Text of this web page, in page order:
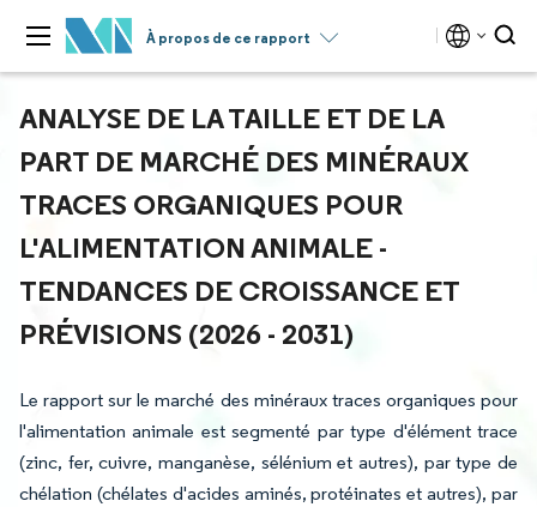
À propos de ce rapport
ANALYSE DE LA TAILLE ET DE LA
PART DE MARCHÉ DES MINÉRAUX
TRACES ORGANIQUES POUR
L'ALIMENTATION ANIMALE -
TENDANCES DE CROISSANCE ET
PRÉVISIONS (2026 - 2031)
Le rapport sur le marché des minéraux traces organiques pour
l'alimentation animale est segmenté par type d'élément trace
(zinc, fer, cuivre, manganèse, sélénium et autres), par type de
chélation (chélates d'acides aminés, protéinates et autres), par